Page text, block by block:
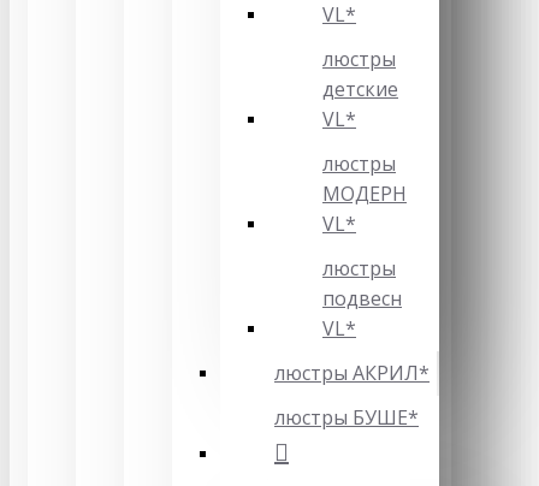
VL*
люстры
детские
VL*
люстры
МОДЕРН
VL*
люстры
подвесн
VL*
люстры АКРИЛ*
люстры БУШЕ*